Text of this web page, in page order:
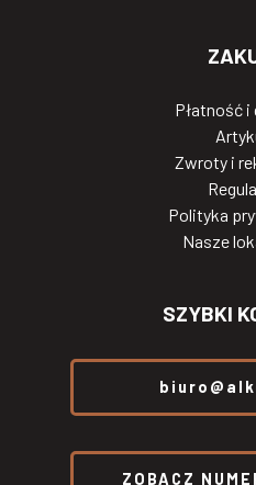
Płatność
Zwroty i
Polityka
Nasze
SZYBKI
ZOBACZ